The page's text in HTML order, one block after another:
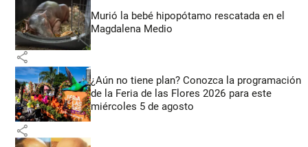
Murió la bebé hipopótamo rescatada en el
Magdalena Medio
share
¿Aún no tiene plan? Conozca la programación
de la Feria de las Flores 2026 para este
miércoles 5 de agosto
share